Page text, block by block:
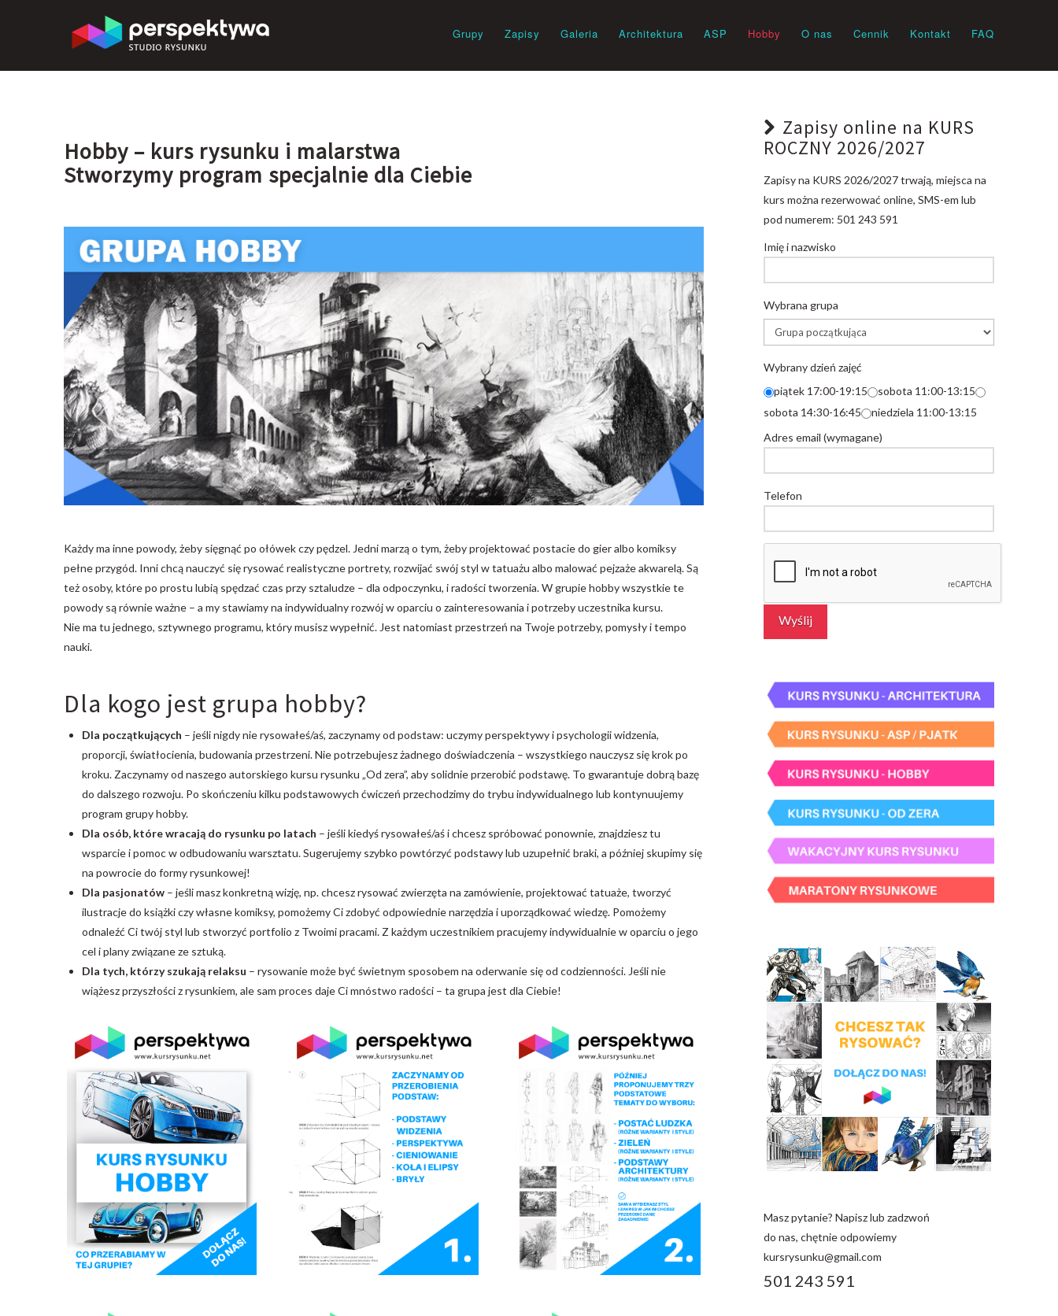
Grupy Zapisy Galeria Architektura ASP Hobby O nas Cennik Kontakt FAQ
Hobby – kurs rysunku i malarstwa
Stworzymy program specjalnie dla Ciebie
Każdy ma inne powody, żeby sięgnąć po ołówek czy pędzel. Jedni marzą o tym, żeby projektować postacie do gier albo komiksy
pełne przygód. Inni chcą nauczyć się rysować realistyczne portrety, rozwijać swój styl w tatuażu albo malować pejzaże akwarelą. Są
też osoby, które po prostu lubią spędzać czas przy sztaludze – dla odpoczynku, i radości tworzenia. W grupie hobby wszystkie te
powody są równie ważne – a my stawiamy na indywidualny rozwój w oparciu o zainteresowania i potrzeby uczestnika kursu.
Nie ma tu jednego, sztywnego programu, który musisz wypełnić. Jest natomiast przestrzeń na Twoje potrzeby, pomysły i tempo
nauki.
Dla kogo jest grupa hobby?
Dla początkujących – jeśli nigdy nie rysowałeś/aś, zaczynamy od podstaw: uczymy perspektywy i psychologii widzenia,
proporcji, światłocienia, budowania przestrzeni. Nie potrzebujesz żadnego doświadczenia – wszystkiego nauczysz się krok po
kroku. Zaczynamy od naszego autorskiego kursu rysunku „Od zera”, aby solidnie przerobić podstawę. To gwarantuje dobrą bazę
do dalszego rozwoju. Po skończeniu kilku podstawowych ćwiczeń przechodzimy do trybu indywidualnego lub kontynuujemy
program grupy hobby.
Dla osób, które wracają do rysunku po latach – jeśli kiedyś rysowałeś/aś i chcesz spróbować ponownie, znajdziesz tu
wsparcie i pomoc w odbudowaniu warsztatu. Sugerujemy szybko powtórzyć podstawy lub uzupełnić braki, a później skupimy się
na powrocie do formy rysunkowej!
Dla pasjonatów– jeśli masz konkretną wizję, np. chcesz rysować zwierzęta na zamówienie, projektować tatuaże, tworzyć
ilustracje do książki czy własne komiksy, pomożemy Ci zdobyć odpowiednie narzędzia i uporządkować wiedzę. Pomożemy
odnaleźć Ci twój styl lub stworzyć portfolio z Twoimi pracami. Z każdym uczestnikiem pracujemy indywidualnie w oparciu o jego
cel i plany związane ze sztuką.
Dla tych, którzy szukają relaksu – rysowanie może być świetnym sposobem na oderwanie się od codzienności. Jeśli nie
wiążesz przyszłości z rysunkiem, ale sam proces daje Ci mnóstwo radości – ta grupa jest dla Ciebie!
Zapisy online na KURS
ROCZNY 2026/2027
Zapisy na KURS 2026/2027 trwają, miejsca na
kurs można rezerwować online, SMS-em lub
pod numerem: 501 243 591
Imię i nazwisko
Wybrana grupa
Wybrany dzień zajęć
piątek 17:00-19:15
sobota 11:00-13:15
sobota 14:30-16:45
niedziela 11:00-13:15
Adres email (wymagane)
Telefon
Masz pytanie? Napisz lub zadzwoń
do nas, chętnie odpowiemy
kursrysunku@gmail.com
501 243 591